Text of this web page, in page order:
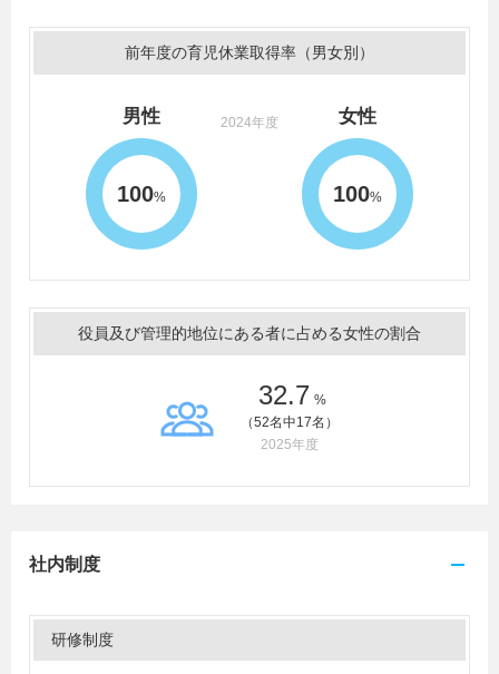
前年度の育児休業取得率（男女別）
2024年度
男性
100%
女性
100%
役員及び管理的地位にある者に占める女性の割合
32.7 %
（52名中17名）
2025年度
社内制度
研修制度